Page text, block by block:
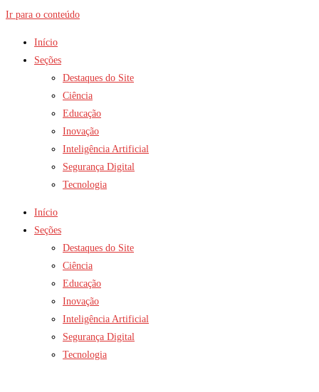
Ir para o conteúdo
Início
Seções
Destaques do Site
Ciência
Educação
Inovação
Inteligência Artificial
Segurança Digital
Tecnologia
Início
Seções
Destaques do Site
Ciência
Educação
Inovação
Inteligência Artificial
Segurança Digital
Tecnologia